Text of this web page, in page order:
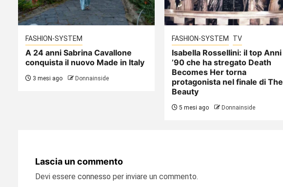
FASHION-SYSTEM
A 24 anni Sabrina Cavallone
conquista il nuovo Made in Italy
3 mesi ago Donnainside
FASHION-SYSTEM TV
Isabella Rossellini: il top Anni
’90 che ha stregato Death
Becomes Her torna
protagonista nel finale di The
Beauty
5 mesi ago Donnainside
Lascia un commento
Devi essere connesso per inviare un commento.